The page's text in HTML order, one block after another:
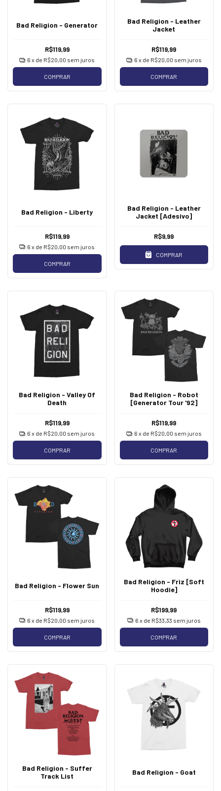
Bad Religion - Generator
R$119,99
6 x de R$20,00 sem juros
COMPRAR
Bad Religion - Leather
Jacket
R$119,99
6 x de R$20,00 sem juros
COMPRAR
Bad Religion - Liberty
R$119,99
6 x de R$20,00 sem juros
COMPRAR
Bad Religion - Leather
Jacket [Adesivo]
R$9,99
COMPRAR
Bad Religion - Valley Of
Death
R$119,99
6 x de R$20,00 sem juros
COMPRAR
Bad Religion - Robot
[Generator Tour '92]
R$119,99
6 x de R$20,00 sem juros
COMPRAR
Bad Religion - Flower Sun
R$119,99
6 x de R$20,00 sem juros
COMPRAR
Bad Religion - Friz [Soft
Hoodie]
R$199,99
6 x de R$33,33 sem juros
COMPRAR
Bad Religion - Suffer
Track List
Bad Religion - Goat